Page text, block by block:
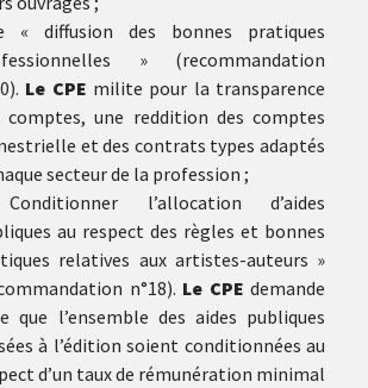
« diffusion des bonnes pratiques
» (recommandation
Le CPE milite pour la transparence
comptes, une reddition des comptes
et des contrats types adaptés
secteur de la profession ;
l’allocation d’aides
au respect des règles et bonnes
relatives aux artistes-auteurs »
n°18). Le CPE demande
que l’ensemble des aides publiques
à l’édition soient conditionnées au
d’un taux de rémunération minimal